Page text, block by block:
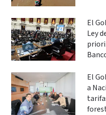
El
Ley
El
a